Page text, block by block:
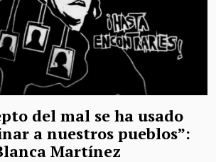
del mal se ha usado
a nuestros pueblos”:
Martínez